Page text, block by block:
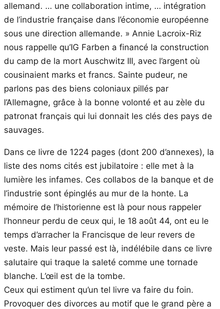
allemand. … une collaboration intime, … intégration
de l’industrie française dans l’économie européenne
sous une direction allemande. » Annie Lacroix-Riz
nous rappelle qu’IG Farben a financé la construction
du camp de la mort Auschwitz III, avec l’argent où
cousinaient marks et francs. Sainte pudeur, ne
parlons pas des biens coloniaux pillés par
l’Allemagne, grâce à la bonne volonté et au zèle du
patronat français qui lui donnait les clés des pays de
sauvages.
Dans ce livre de 1224 pages (dont 200 d’annexes), la
liste des noms cités est jubilatoire : elle met à la
lumière les infames. Ces collabos de la banque et de
l’industrie sont épinglés au mur de la honte. La
mémoire de l’historienne est là pour nous rappeler
l’honneur perdu de ceux qui, le 18 août 44, ont eu le
temps d’arracher la Francisque de leur revers de
veste. Mais leur passé est là, indélébile dans ce livre
salutaire qui traque la saleté comme une tornade
blanche. L’œil est de la tombe.
Ceux qui estiment qu’un tel livre va faire du foin.
Provoquer des divorces au motif que le grand père a